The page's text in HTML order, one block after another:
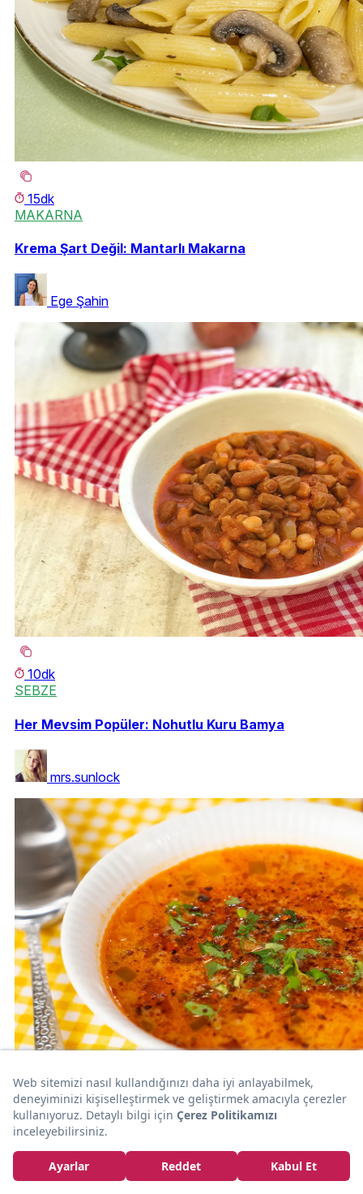
15dk
MAKARNA
Krema Şart Değil: Mantarlı Makarna
Ege Şahin
10dk
SEBZE
Her Mevsim Popüler: Nohutlu Kuru Bamya
mrs.sunlock
15dk
ÇORBA